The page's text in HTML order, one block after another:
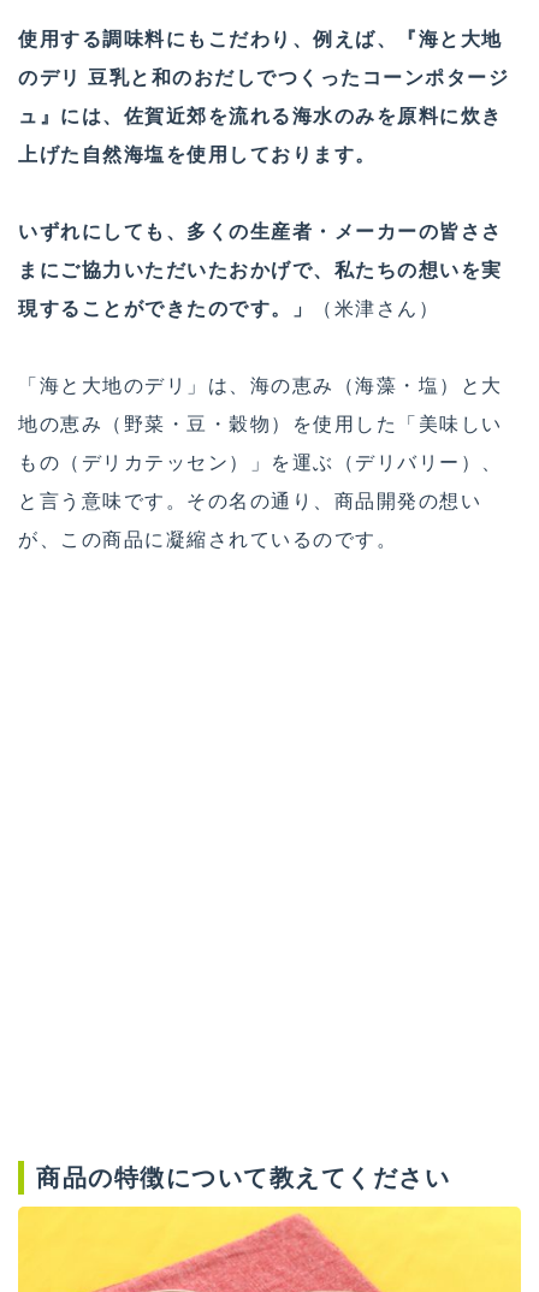
使用する調味料にもこだわり、例えば、『海と大地
のデリ 豆乳と和のおだしでつくったコーンポタージ
ュ』には、佐賀近郊を流れる海水のみを原料に炊き
上げた自然海塩を使用しております。
いずれにしても、多くの生産者・メーカーの皆ささ
まにご協力いただいたおかげで、私たちの想いを実
現することができたのです。」
（米津さん）
「海と大地のデリ」は、海の恵み（海藻・塩）と大
地の恵み（野菜・豆・穀物）を使用した「美味しい
もの（デリカテッセン）」を運ぶ（デリバリー）、
と言う意味です。その名の通り、商品開発の想い
が、この商品に凝縮されているのです。
商品の特徴について教えてください